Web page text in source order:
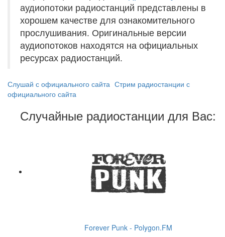
аудиопотоки радиостанций представлены в
хорошем качестве для ознакомительного
прослушивания. Оригинальные версии
аудиопотоков находятся на официальных
ресурсах радиостанций.
Слушай с официального сайта Стрим радиостанции с
официального сайта
Случайные радиостанции для Вас:
Forever Punk - Polygon.FM